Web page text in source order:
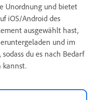
Unordnung und bietet
iOS/Android des
ausgewählt hast,
und im
du es nach Bedarf
kannst.